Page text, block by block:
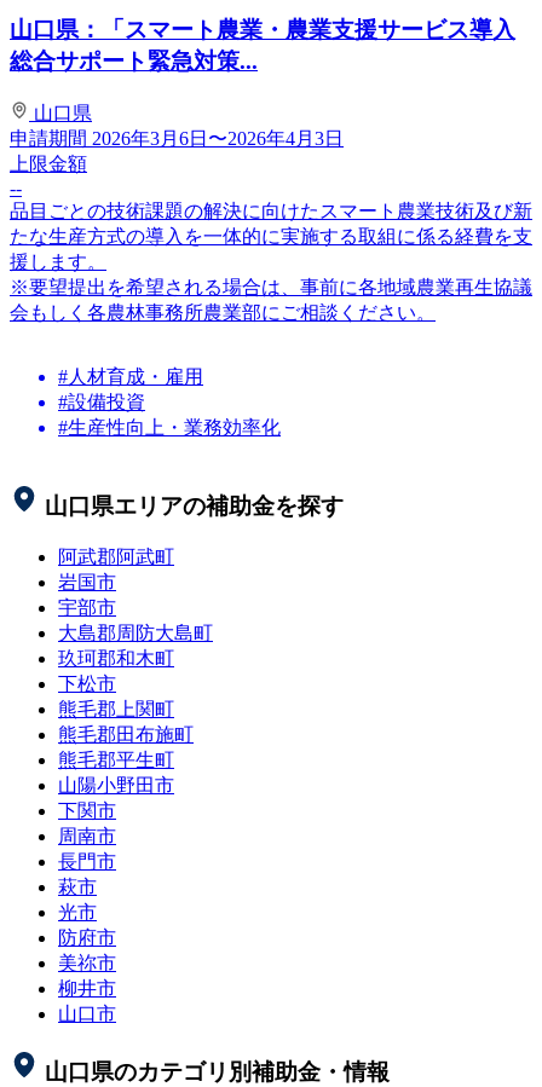
山口県：「スマート農業・農業支援サービス導入
総合サポート緊急対策...
山口県
申請期間 2026年3月6日〜2026年4月3日
上限金額
--
品目ごとの技術課題の解決に向けたスマート農業技術及び新
たな生産方式の導入を一体的に実施する取組に係る経費を支
援します。
※要望提出を希望される場合は、事前に各地域農業再生協議
会もしく各農林事務所農業部にご相談ください。
#人材育成・雇用
#設備投資
#生産性向上・業務効率化
山口県エリアの補助金を探す
阿武郡阿武町
岩国市
宇部市
大島郡周防大島町
玖珂郡和木町
下松市
熊毛郡上関町
熊毛郡田布施町
熊毛郡平生町
山陽小野田市
下関市
周南市
長門市
萩市
光市
防府市
美祢市
柳井市
山口市
山口県のカテゴリ別補助金・情報